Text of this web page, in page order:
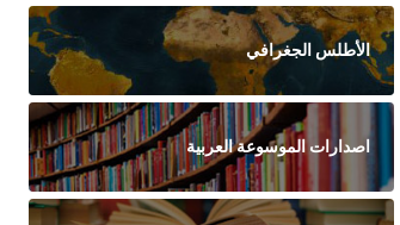
الأطلس الجغرافي
اصدارات الموسوعة العربية